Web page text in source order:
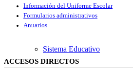
Sistema Educativo
Información del Uniforme Escolar
Formularios administrativos
Anuarios
ACCESOS DIRECTOS